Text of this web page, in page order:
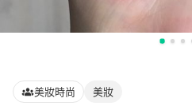
美妝時尚 美妝